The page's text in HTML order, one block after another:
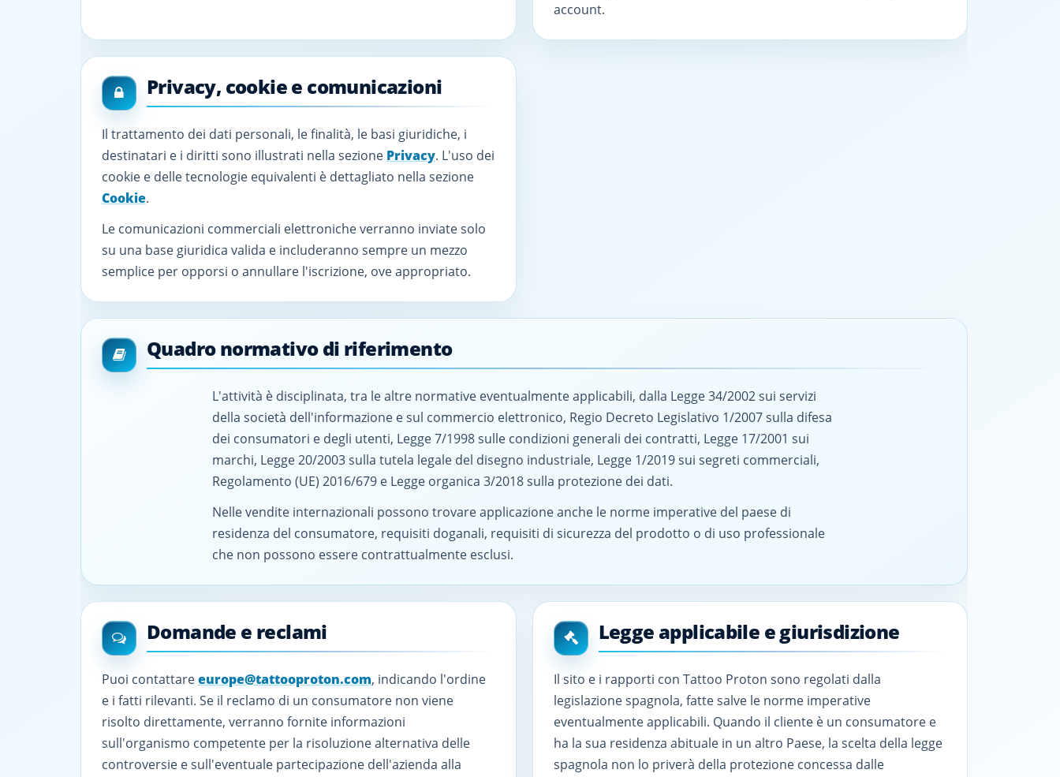
account.
Privacy, cookie e comunicazioni
Il trattamento dei dati personali, le finalità, le basi giuridiche, i
destinatari e i diritti sono illustrati nella sezione Privacy. L'uso dei
cookie e delle tecnologie equivalenti è dettagliato nella sezione
Cookie.
Le comunicazioni commerciali elettroniche verranno inviate solo
su una base giuridica valida e includeranno sempre un mezzo
semplice per opporsi o annullare l'iscrizione, ove appropriato.
Quadro normativo di riferimento
L'attività è disciplinata, tra le altre normative eventualmente applicabili, dalla Legge 34/2002 sui servizi
della società dell'informazione e sul commercio elettronico, Regio Decreto Legislativo 1/2007 sulla difesa
dei consumatori e degli utenti, Legge 7/1998 sulle condizioni generali dei contratti, Legge 17/2001 sui
marchi, Legge 20/2003 sulla tutela legale del disegno industriale, Legge 1/2019 sui segreti commerciali,
Regolamento (UE) 2016/679 e Legge organica 3/2018 sulla protezione dei dati.
Nelle vendite internazionali possono trovare applicazione anche le norme imperative del paese di
residenza del consumatore, requisiti doganali, requisiti di sicurezza del prodotto o di uso professionale
che non possono essere contrattualmente esclusi.
Domande e reclami
Puoi contattareeurope@tattooproton.com, indicando l'ordine
e i fatti rilevanti. Se il reclamo di un consumatore non viene
risolto direttamente, verranno fornite informazioni
sull'organismo competente per la risoluzione alternativa delle
controversie e sull'eventuale partecipazione dell'azienda alla
Legge applicabile e giurisdizione
Il sito e i rapporti con Tattoo Proton sono regolati dalla
legislazione spagnola, fatte salve le norme imperative
eventualmente applicabili. Quando il cliente è un consumatore e
ha la sua residenza abituale in un altro Paese, la scelta della legge
spagnola non lo priverà della protezione concessa dalle